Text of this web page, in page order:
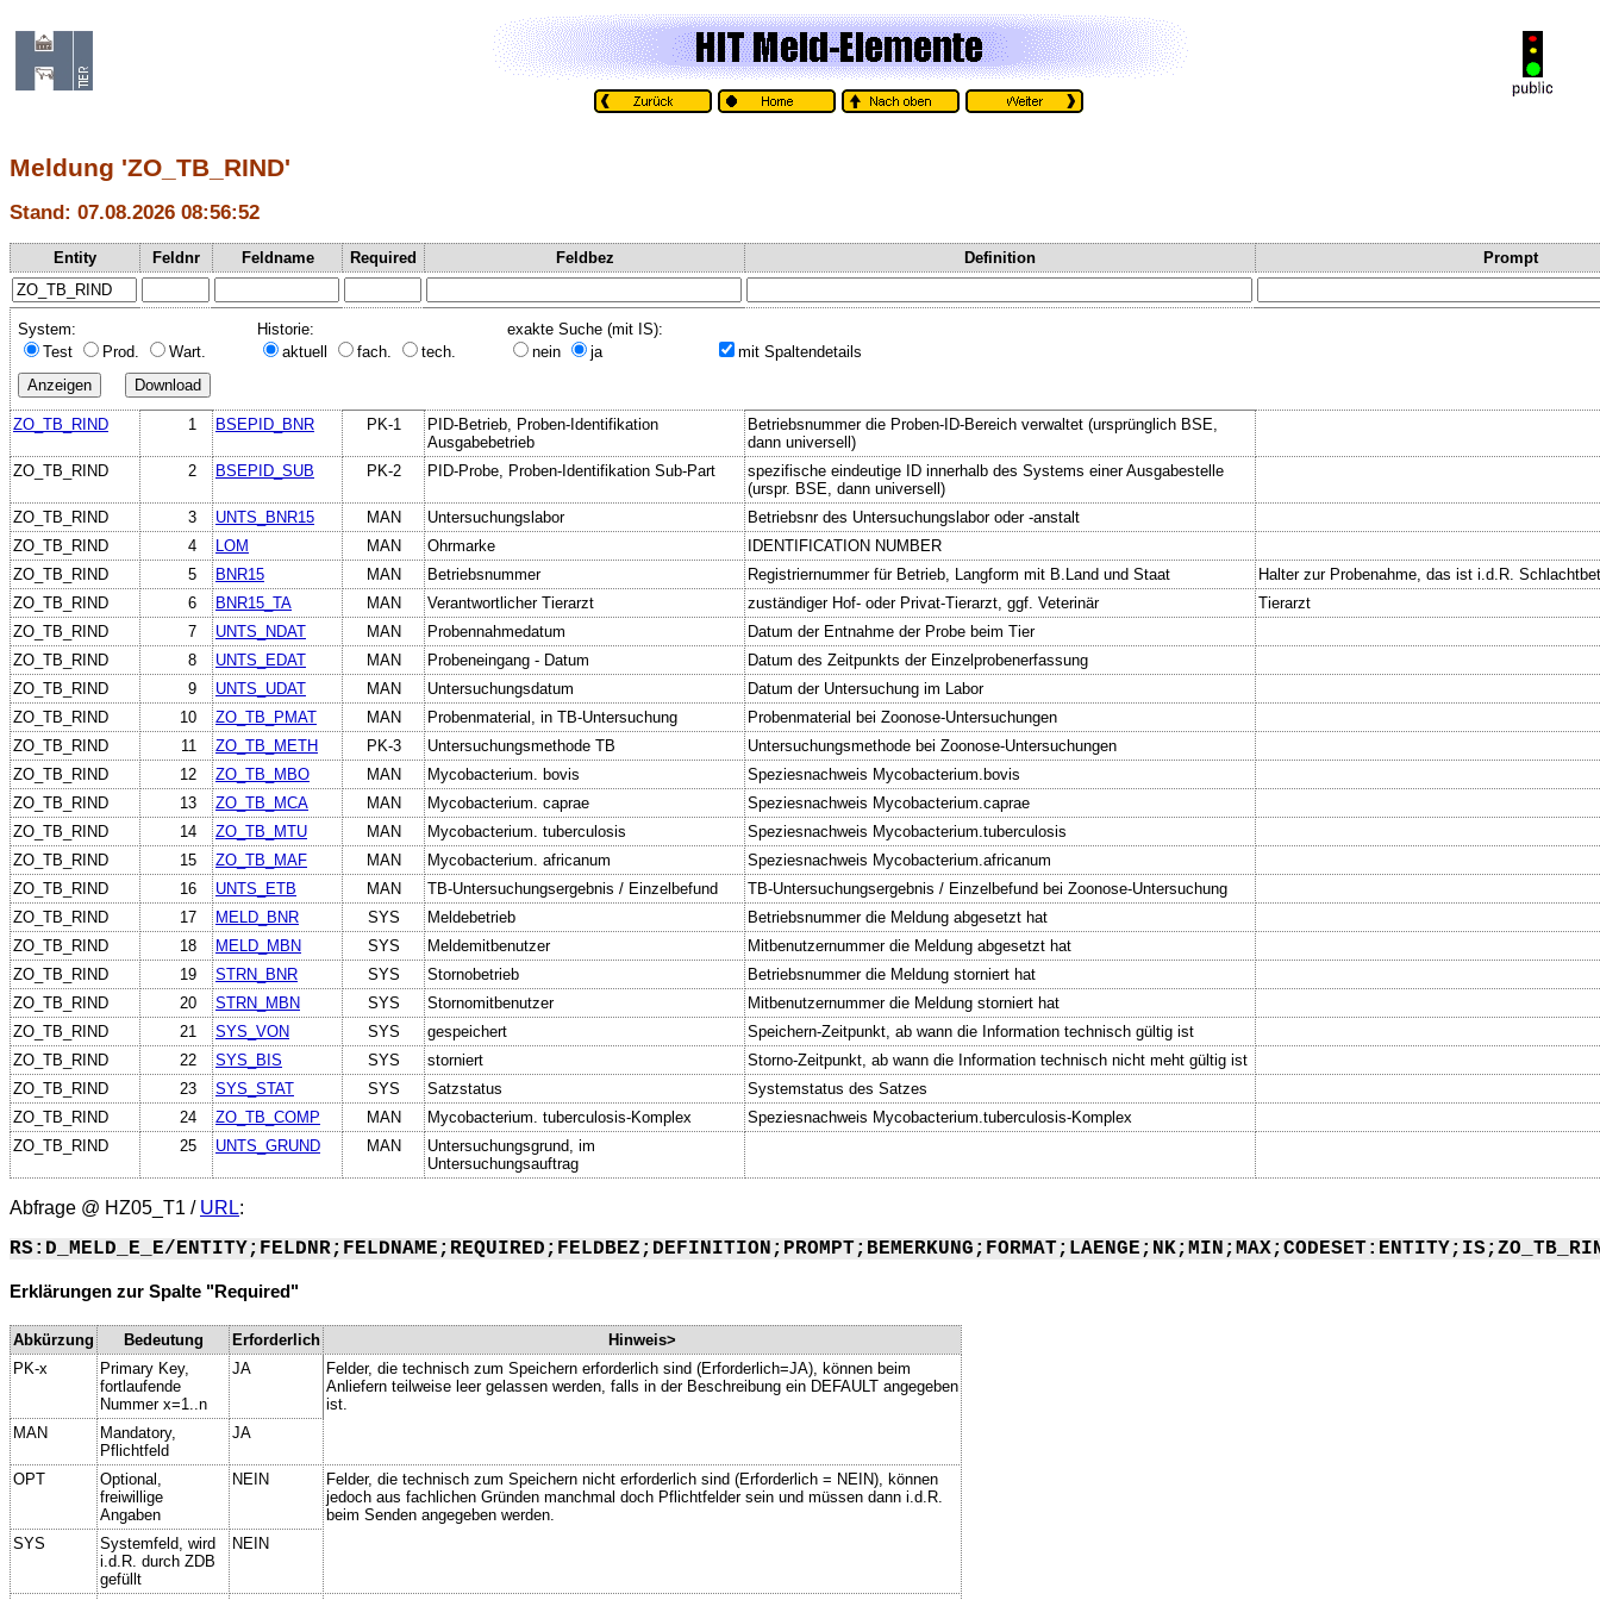
Meldung 'ZO_TB_RIND'
Stand: 07.08.2026 08:56:52
Entity Feldnr Feldname Required Feldbez Definition Prompt
System:
Test
Prod. Wart.
Historie:
aktuell
fach. tech.
exakte Suche (mit IS):
nein
ja mit Spaltendetails
ZO_TB_RIND 1 BSEPID_BNR PK-1
PID-Betrieb, Proben-Identifikation
Ausgabebetrieb
Betriebsnummer die Proben-ID-Bereich verwaltet (ursprünglich BSE,
dann universell)
ZO_TB_RIND
2 BSEPID_SUB PK-2 PID-Probe, Proben-Identifikation Sub-Part
spezifische eindeutige ID innerhalb des Systems einer Ausgabestelle
(urspr. BSE, dann universell)
ZO_TB_RIND
3 UNTS_BNR15 MAN Untersuchungslabor
Betriebsnr des Untersuchungslabor oder -anstalt
ZO_TB_RIND
4 LOM MAN Ohrmarke
IDENTIFICATION NUMBER
ZO_TB_RIND
5 BNR15 MAN Betriebsnummer Registriernummer für Betrieb, Langform mit B.Land und Staat
Halter zur Probenahme, das ist i.d.R.
ZO_TB_RIND
6 BNR15_TA MAN Verantwortlicher Tierarzt zuständiger Hof- oder Privat-Tierarzt, ggf. Veterinär
Tierarzt
ZO_TB_RIND
7 UNTS_NDAT MAN Probennahmedatum
Datum der Entnahme der Probe beim Tier
ZO_TB_RIND
8 UNTS_EDAT MAN Probeneingang - Datum
Datum des Zeitpunkts der Einzelprobenerfassung
ZO_TB_RIND
9 UNTS_UDAT MAN Untersuchungsdatum
Datum der Untersuchung im Labor
ZO_TB_RIND
10 ZO_TB_PMAT MAN Probenmaterial, in TB-Untersuchung
Probenmaterial bei Zoonose-Untersuchungen
ZO_TB_RIND
11 ZO_TB_METH PK-3 Untersuchungsmethode TB
Untersuchungsmethode bei Zoonose-Untersuchungen
ZO_TB_RIND
12 ZO_TB_MBO MAN Mycobacterium. bovis
Speziesnachweis Mycobacterium.bovis
ZO_TB_RIND
13 ZO_TB_MCA MAN Mycobacterium. caprae
Speziesnachweis Mycobacterium.caprae
ZO_TB_RIND
14 ZO_TB_MTU MAN Mycobacterium. tuberculosis
Speziesnachweis Mycobacterium.tuberculosis
ZO_TB_RIND
15 ZO_TB_MAF MAN Mycobacterium. africanum
Speziesnachweis Mycobacterium.africanum
ZO_TB_RIND
16 UNTS_ETB MAN TB-Untersuchungsergebnis / Einzelbefund
TB-Untersuchungsergebnis / Einzelbefund bei Zoonose-Untersuchung
ZO_TB_RIND
17 MELD_BNR SYS Meldebetrieb
Betriebsnummer die Meldung abgesetzt hat
ZO_TB_RIND
18 MELD_MBN SYS Meldemitbenutzer
Mitbenutzernummer die Meldung abgesetzt hat
ZO_TB_RIND
19 STRN_BNR SYS Stornobetrieb
Betriebsnummer die Meldung storniert hat
ZO_TB_RIND
20 STRN_MBN SYS Stornomitbenutzer
Mitbenutzernummer die Meldung storniert hat
ZO_TB_RIND
21 SYS_VON SYS gespeichert
Speichern-Zeitpunkt, ab wann die Information technisch gültig ist
ZO_TB_RIND
22 SYS_BIS SYS storniert
Storno-Zeitpunkt, ab wann die Information technisch nicht meht gültig ist
ZO_TB_RIND
23 SYS_STAT SYS Satzstatus
Systemstatus des Satzes
ZO_TB_RIND
24 ZO_TB_COMP MAN Mycobacterium. tuberculosis-Komplex
Speziesnachweis Mycobacterium.tuberculosis-Komplex
ZO_TB_RIND
25 UNTS_GRUND MAN
Untersuchungsgrund, im
Untersuchungsauftrag
Abfrage @ HZ05_T1 / URL:
RS:D_MELD_E_E/
Erklärungen zur Spalte "Required"
Abkürzung Bedeutung Erforderlich
Hinweis>
PK-x
Primary Key,
fortlaufende
Nummer x=1..n
JA
Felder, die technisch zum Speichern erforderlich sind (Erforderlich=JA), können beim
Anliefern teilweise leer gelassen werden, falls in der Beschreibung ein DEFAULT angegeben
ist.
MAN
Mandatory,
Pflichtfeld
JA
OPT
Optional,
freiwillige
Angaben
NEIN
Felder, die technisch zum Speichern nicht erforderlich sind (Erforderlich = NEIN), können
jedoch aus fachlichen Gründen manchmal doch Pflichtfelder sein und müssen dann i.d.R.
beim Senden angegeben werden.
SYS
Systemfeld, wird
i.d.R. durch ZDB
gefüllt
NEIN